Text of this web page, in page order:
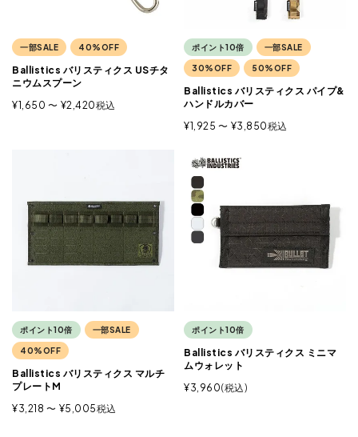
一部SALE 40%OFF
Ballistics バリスティクス USチタ
ニウムスプーン
¥1,650 〜 ¥2,420税込
ポイント10倍 一部SALE
30%OFF 50%OFF
Ballistics バリスティクス パイプ&
ハンドルカバー
¥1,925 〜 ¥3,850税込
ポイント10倍 一部SALE
40%OFF
Ballistics バリスティクス マルチ
プレートM
¥3,218 〜 ¥5,005税込
ポイント10倍
Ballistics バリスティクス ミニマ
ムウォレット
¥3,960 税込